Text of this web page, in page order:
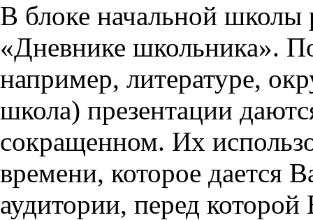
В блоке начальной школы
«Дневнике школьника».
например, литературе,
школа) презентации
сокращенном. Их
времени, которое дается
аудитории, перед